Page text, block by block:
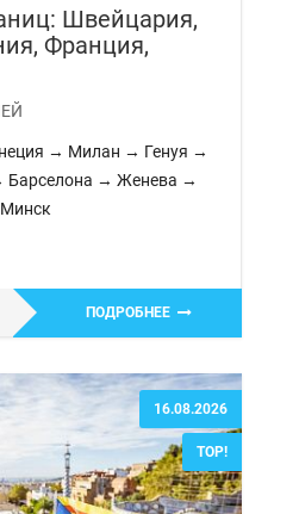
Швейцария,
Франция,
→ Милан → Генуя →
→ Женева →
ПОДРОБНЕЕ
16.08.2026
TOP!